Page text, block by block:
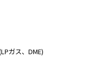
ガス、DME)